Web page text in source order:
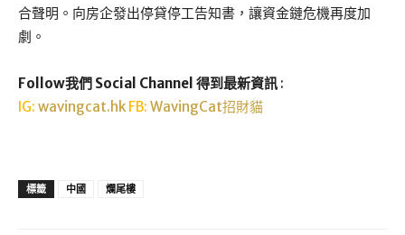
合聲明。向房企發出停貸停工告知書，讓資金鏈危機再度加
劇。
Follow我們 Social Channel 得到最新資訊 :
IG: wavingcat.hk FB: WavingCat招財貓
標籤 中國 爛尾樓